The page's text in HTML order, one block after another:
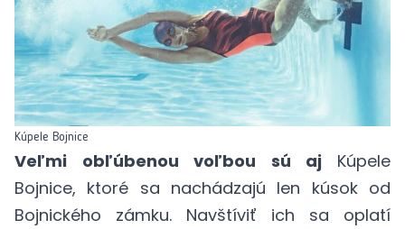
Kúpele Bojnice
Veľmi obľúbenou voľbou sú aj Kúpele
Bojnice, ktoré sa nachádzajú len kúsok od
Bojnického zámku. Navštíviť ich sa oplatí